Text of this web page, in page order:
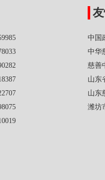
中国
中华
慈善
山东
山东
潍坊